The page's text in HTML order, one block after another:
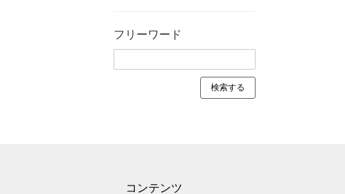
フリーワード
コンテンツ